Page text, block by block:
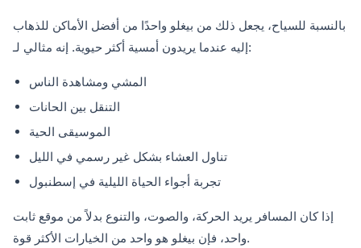
بالنسبة للسياح، يجعل ذلك من بيغلو واحدًا من أفضل الأماكن للذهاب
إليه عندما يريدون أمسية أكثر حيوية. إنه مثالي لـ:
المشي ومشاهدة الناس
التنقل بين الحانات
الموسيقى الحية
تناول العشاء بشكل غير رسمي في الليل
تجربة أجواء الحياة الليلية في إسطنبول
إذا كان المسافر يريد الحركة، والصوت، والتنوع بدلاً من موقع ثابت
واحد، فإن بيغلو هو واحد من الخيارات الأكثر قوة.